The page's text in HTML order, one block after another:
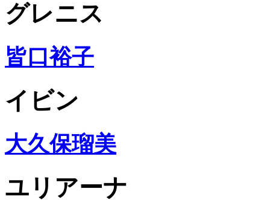
グレニス
皆口裕子
イビン
大久保瑠美
ユリアーナ